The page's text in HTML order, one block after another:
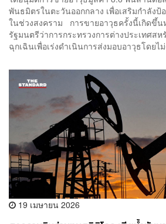
พันธมิตรในตะวันออกกลาง เพื่อเสริมกำลังป้
ในช่วงสงคราม การขายอาวุธครั้งนี้เกิดขึ้น
รัฐมนตรีว่าการกระทรวงการต่างประเทศส
ฉุกเฉินเพื่อเร่งดำเนินการส่งมอบอาวุธโดยไ
19 เมษายน 2026